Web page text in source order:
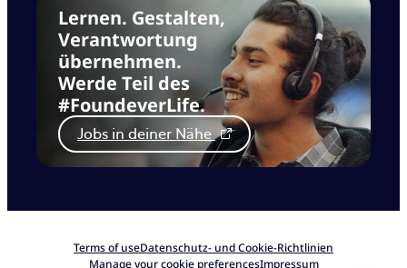
Lernen. Gestalten,
Verantwortung
übernehmen.
Werde Teil des
#FoundeverLife.
Jobs in deiner Nähe
Terms of useDatenschutz- und Cookie-Richtlinien
Manage your cookie preferencesImpressum